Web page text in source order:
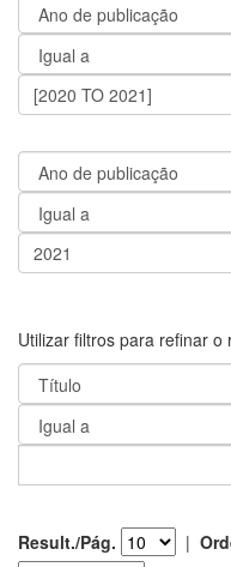
Utilizar filtros para refinar o
Result./Pág. |